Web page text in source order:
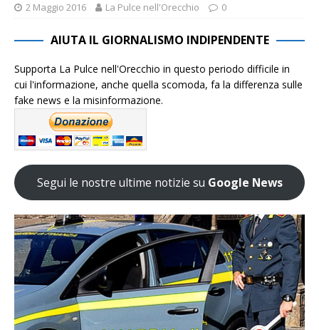
2 Maggio 2016 La Pulce nell'Orecchio 0
AIUTA IL GIORNALISMO INDIPENDENTE
Supporta La Pulce nell'Orecchio in questo periodo difficile in
cui l'informazione, anche quella scomoda, fa la differenza sulle
fake news e la misinformazione.
Segui le nostre ultime notizie su Google News